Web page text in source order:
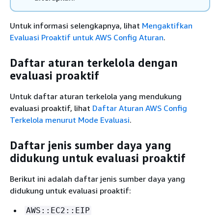
Untuk informasi selengkapnya, lihat Mengaktifkan
Evaluasi Proaktif untuk AWS Config Aturan.
Daftar aturan terkelola dengan
evaluasi proaktif
Untuk daftar aturan terkelola yang mendukung
evaluasi proaktif, lihat Daftar Aturan AWS Config
Terkelola menurut Mode Evaluasi.
Daftar jenis sumber daya yang
didukung untuk evaluasi proaktif
Berikut ini adalah daftar jenis sumber daya yang
didukung untuk evaluasi proaktif:
AWS::EC2::EIP